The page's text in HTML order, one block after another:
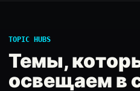
TOPIC HUBS
Темы,
освещаем в